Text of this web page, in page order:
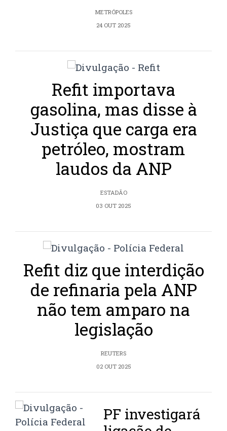
METRÓPOLES
24 OUT 2025
Refit importava
gasolina, mas disse à
Justiça que carga era
petróleo, mostram
laudos da ANP
ESTADÃO
03 OUT 2025
Refit diz que interdição
de refinaria pela ANP
não tem amparo na
legislação
REUTERS
02 OUT 2025
PF investigará